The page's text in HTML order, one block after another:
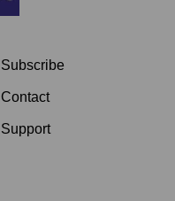
Subscribe
Contact
Support